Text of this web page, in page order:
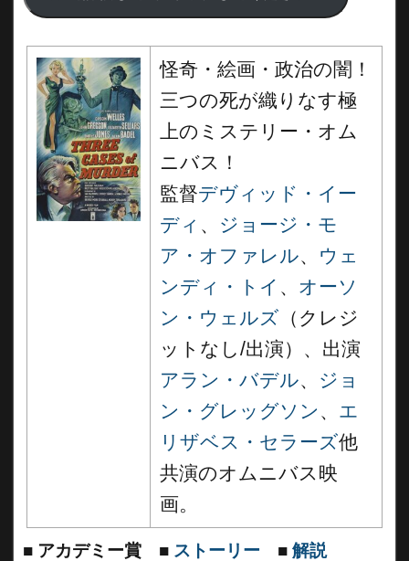
怪奇・絵画・政治の闇！
三つの死が織りなす極
上のミステリー・オム
ニバス！
監督デヴィッド・イー
ディ 、 ジョージ・モ
ア・オファレル、 ウェ
ンディ・トイ 、 オーソ
ン・ウェルズ （クレジ
ットなし/出演）、出演
アラン・バデル、 ジョ
ン・グレッグソン 、 エ
リザベス・セラーズ他
共演のオムニバス映
画。
■ アカデミー賞 ■ ストーリー ■ 解説